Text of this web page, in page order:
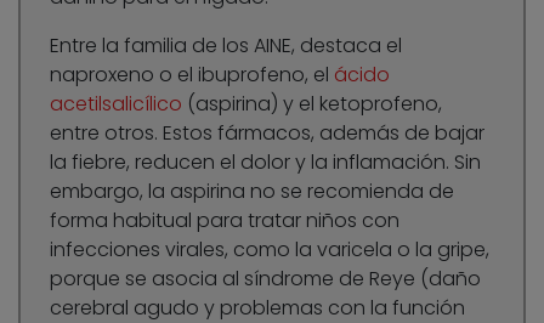
Entre la familia de los AINE, destaca el
naproxeno o el ibuprofeno, el ácido
acetilsalicílico (aspirina) y el ketoprofeno,
entre otros. Estos fármacos, además de bajar
la fiebre, reducen el dolor y la inflamación. Sin
embargo, la aspirina no se recomienda de
forma habitual para tratar niños con
infecciones virales, como la varicela o la gripe,
porque se asocia al síndrome de Reye (daño
cerebral agudo y problemas con la función